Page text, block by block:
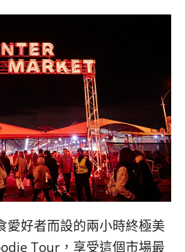
愛好者而設的兩小時終極美
Tour，享受這個市場最